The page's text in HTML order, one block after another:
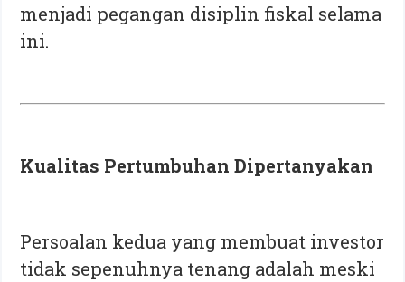
menjadi pegangan disiplin fiskal selama
ini.
Kualitas Pertumbuhan Dipertanyakan
Persoalan kedua yang membuat investor
tidak sepenuhnya tenang adalah meski